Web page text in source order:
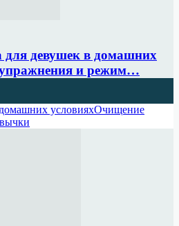
для девушек в домашних
упражнения и режим…
условияхОчищение